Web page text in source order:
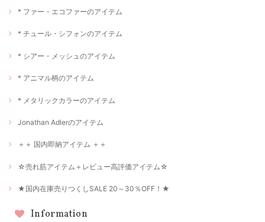
* ファー・エコファーのアイテム
* チュール・シフォンのアイテム
* シアー・メッシュのアイテム
* アニマル柄のアイテム
* メタリックカラーのアイテム
Jonathan Adlerのアイテム
＋＋ 国内即納アイテム ＋＋
☆売れ筋アイテム＋レビュー高評価アイテム☆
★国内在庫売りつくしSALE 20～30％OFF！★
Information